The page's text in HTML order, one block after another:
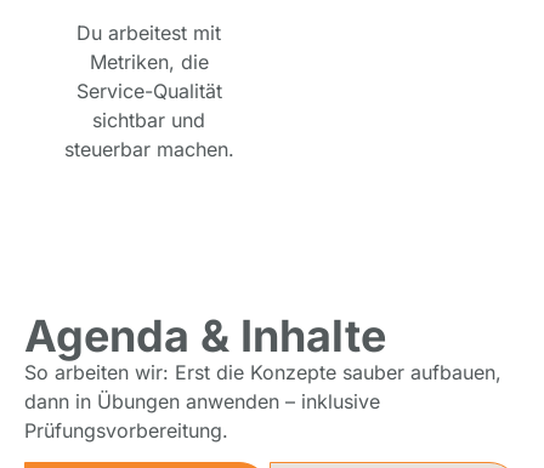
Du arbeitest mit
Metriken, die
Service-Qualität
sichtbar und
steuerbar machen.
Agenda & Inhalte
So arbeiten wir: Erst die Konzepte sauber aufbauen,
dann in Übungen anwenden – inklusive
Prüfungsvorbereitung.